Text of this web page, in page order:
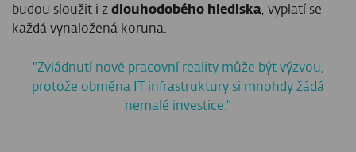
budou sloužit i z dlouhodobého hlediska , vyplatí se
každá vynaložená koruna.
"Zvládnutí nové pracovní reality může být výzvou,
protože obměna IT infrastruktury si mnohdy žádá
nemalé investice."